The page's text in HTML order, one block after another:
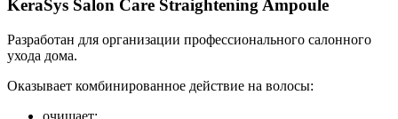
KeraSys Salon Care Straightening Ampoule
Разработан для организации профессионального салонного
ухода дома.
Оказывает комбинированное действие на волосы:
очищает;